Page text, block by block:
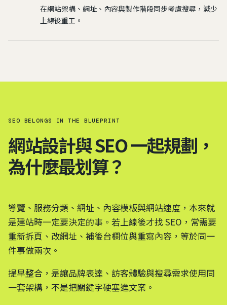
在網站架構、網址、內容與製作階段同步考慮搜尋，減少
上線後重工。
SEO BELONGS IN THE BLUEPRINT
網站設計與 SEO 一起規劃，
為什麼最划算？
導覽、服務分類、網址、內容模板與網站速度，本來就
是建站時一定要決定的事。若上線後才找 SEO，常需要
重新拆頁、改網址、補後台欄位與重寫內容，等於同一
件事做兩次。
提早整合，是讓品牌表達、訪客體驗與搜尋需求使用同
一套架構，不是把關鍵字硬塞進文案。